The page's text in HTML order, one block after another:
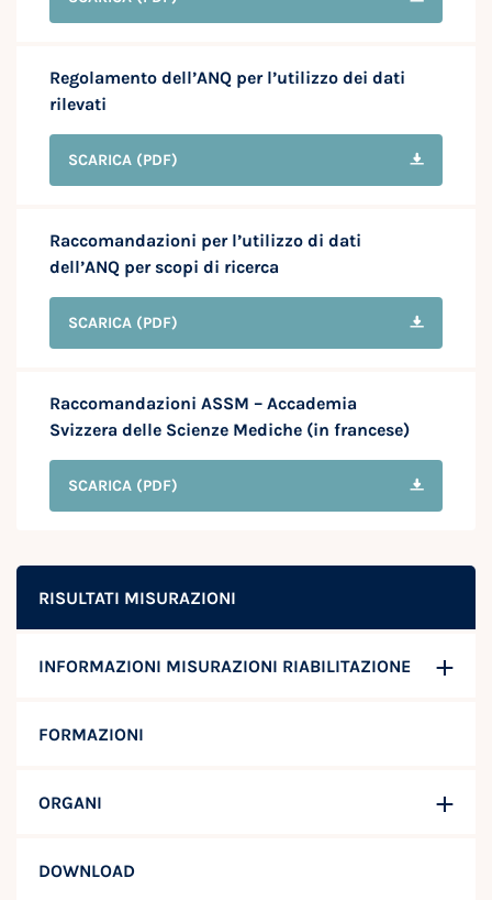
RISULTATI MISURAZIONI
INFORMAZIONI MISURAZIONI RIABILITAZIONE
FORMAZIONI
ORGANI
DOWNLOAD
Regolamento dell’ANQ per l’utilizzo dei dati
rilevati
SCARICA (PDF)
Raccomandazioni per l’utilizzo di dati
dell’ANQ per scopi di ricerca
SCARICA (PDF)
Raccomandazioni ASSM – Accademia
Svizzera delle Scienze Mediche (in francese)
SCARICA (PDF)